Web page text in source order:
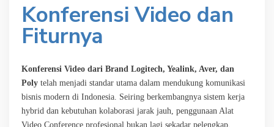
Konferensi Video dan
Fiturnya
Konferensi Video dari Brand Logitech, Yealink, Aver, dan
Poly telah menjadi standar utama dalam mendukung komunikasi
bisnis modern di Indonesia. Seiring berkembangnya sistem kerja
hybrid dan kebutuhan kolaborasi jarak jauh, penggunaan Alat
Video Conference profesional bukan lagi sekadar pelengkap,